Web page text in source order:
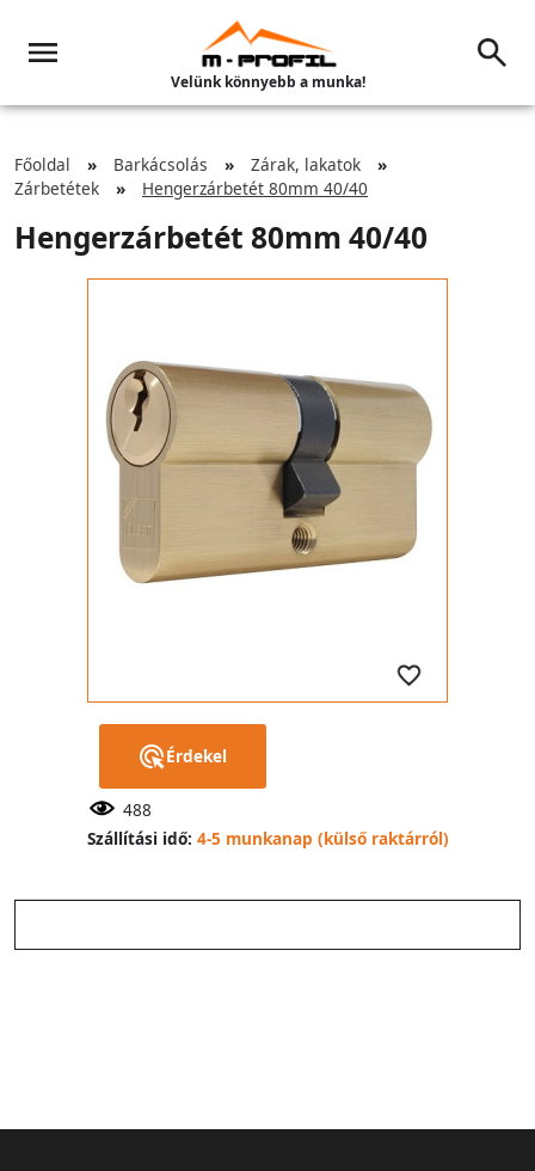
Velünk könnyebb a munka!
Főoldal Barkácsolás
Zárak, lakatok
Zárbetétek
Hengerzárbetét 80mm 40/40
Hengerzárbetét 80mm 40/40
Érdekel
488
Szállítási idő: 4-5 munkanap (külső raktárról)